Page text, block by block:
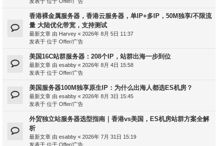
香港裸金属服务器，香港云服务器，单IP+多IP，50M独享/不限流
量 大陆优化带宽，支持测试
最新文章 由 Harvey « 2026年 8月 5日 11:37
发表于 位于 Offer/广告
美国16C站群服务器：208个IP，站群出海一步到位
最新文章 由 esabby « 2026年 8月 4日 15:58
发表于 位于 Offer/广告
美国服务器100M独享原生IP：为什么出海人都选ES机房？
最新文章 由 esabby « 2026年 8月 3日 15:45
发表于 位于 Offer/广告
外贸独立站服务器选型指南｜香港vs美国，ES机房站群方案全解
析
最新文章 由 esabby « 2026年 7月 31日 15:19
发表于 位于 Offer/广告